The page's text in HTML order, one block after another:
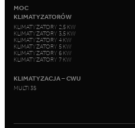
MOC
KLIMATYZATORÓW
KLIMATYZATORY 2,5 KW
KLIMATYZATORY 3,5 KW
KLIMATYZATORY 4 KW
KLIMATYZATORY 5 KW
KLIMATYZATORY 6 KW
KLIMATYZATORY 7 KW
KLIMATYZACJA – CWU
MULTI 3S